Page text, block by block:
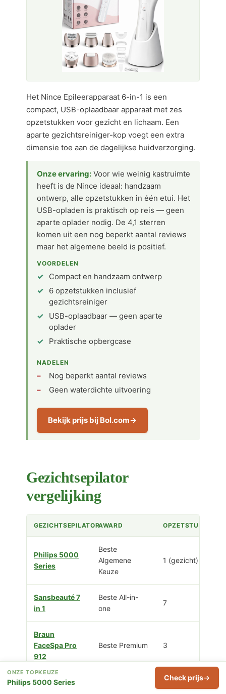
Het Nince Epileerapparaat 6-in-1 is een
compact, USB-oplaadbaar apparaat met zes
opzetstukken voor gezicht en lichaam. Een
aparte gezichtsreiniger-kop voegt een extra
dimensie toe aan de dagelijkse huidverzorging.
Onze ervaring: Voor wie weinig kastruimte
heeft is de Nince ideaal: handzaam
ontwerp, alle opzetstukken in één etui. Het
USB-opladen is praktisch op reis — geen
aparte oplader nodig. De 4,1 sterren
komen uit een nog beperkt aantal reviews
maar het algemene beeld is positief.
VOORDELEN
Compact en handzaam ontwerp
6 opzetstukken inclusief
gezichtsreiniger
USB-oplaadbaar — geen aparte
oplader
Praktische opbergcase
NADELEN
Nog beperkt aantal reviews
Geen waterdichte uitvoering
Bekijk prijs bij Bol.com
Gezichtsepilator
vergelijking
GEZICHTSEPILATORAWARD OPZETSTUKKEN
Philips 5000
Series
Beste
Algemene
Keuze
1 (gezicht)
Sansbeauté 7
in 1
Beste All-in-
one
7
Braun
FaceSpa Pro
912
Beste Premium 3
Beeperfect 7
7
ONZE TOPKEUZE
Philips 5000 Series Check prijs